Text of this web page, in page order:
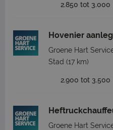
2.850 tot 3.000
Hovenier aanleg
Groene Hart
Stad (17 km)
2.900 tot 3.500
Groene Hart